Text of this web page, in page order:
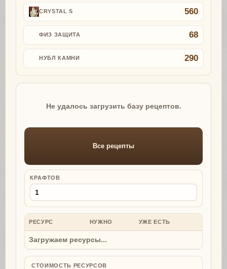
CRYSTAL S 560
ФИЗ ЗАЩИТА 68
НУБЛ КАМНИ 290
Не удалось загрузить базу рецептов.
Все рецепты
КРАФТОВ
РЕСУРС НУЖНО УЖЕ ЕСТЬ
Загружаем ресурсы...
СТОИМОСТЬ РЕСУРСОВ